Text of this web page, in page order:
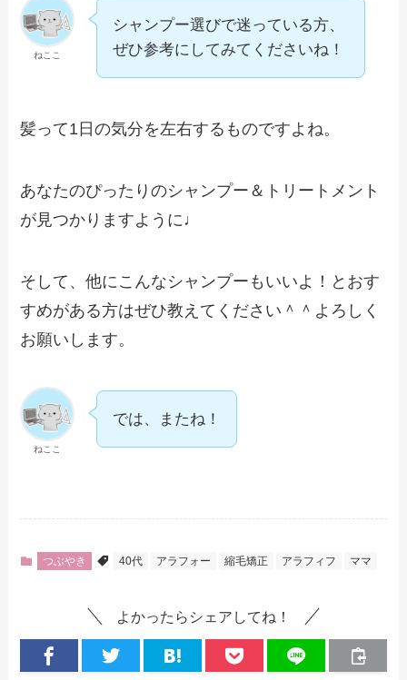
ねここ
シャンプー選びで迷っている方、
ぜひ参考にしてみてくださいね！
髪って1日の気分を左右するものですよね。
あなたのぴったりのシャンプー＆トリートメント
が見つかりますように♩
そして、他にこんなシャンプーもいいよ！とおす
すめがある方はぜひ教えてください＾＾よろしく
お願いします。
ねここ
では、またね！
つぶやき 40代 アラフォー 縮毛矯正 アラフィフ ママ
よかったらシェアしてね！